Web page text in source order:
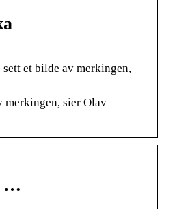
et bilde av merkingen,
merkingen, sier Olav
…